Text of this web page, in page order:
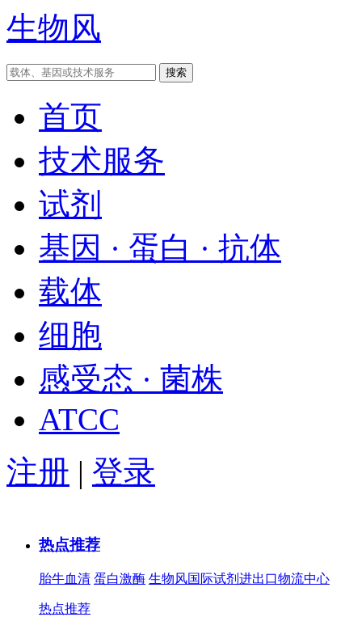
生物风
首页
技术服务
试剂
基因 · 蛋白 · 抗体
载体
细胞
感受态 · 菌株
ATCC
注册 | 登录
热点推荐
胎牛血清 蛋白激酶 生物风国际试剂进出口物流中心
热点推荐